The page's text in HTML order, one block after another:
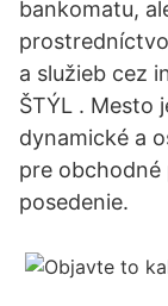
bankomatu,
a služieb cez
ŠTÝL . Mesto
dynamické a
pre obchodné
posedenie.